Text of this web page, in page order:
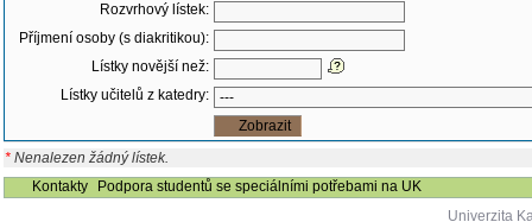
Rozvrhový lístek:
Příjmení osoby (s diakritikou):
Lístky novější než:
Lístky učitelů z katedry:
* Nenalezen žádný lístek.
Kontakty
Podpora studentů se speciálními potřebami na UK
Univerzita